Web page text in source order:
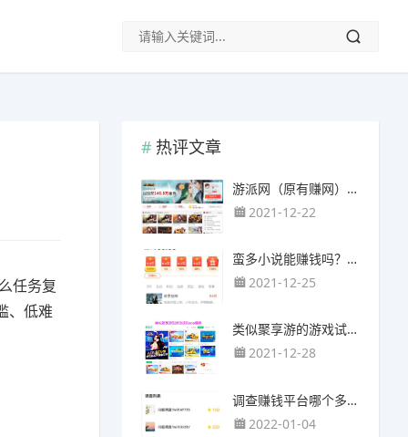
任务复
、低难
热评文章
游派网（原有赚网），主要以试玩游戏赚钱为主
2021-12-22
蛮多小说能赚钱吗？送的100元能提现靠谱吗？
2021-12-25
类似聚享游的游戏试玩app（平台）推荐
2021-12-28
调查赚钱平台哪个多？哪个调查网站正规靠谱？
2022-01-04